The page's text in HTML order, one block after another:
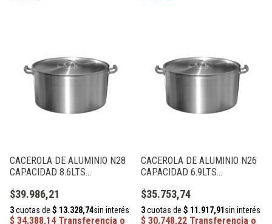
CACEROLA DE ALUMINIO N28
CAPACIDAD 8.6LTS
$39.986,21
CACEROLA DE ALUMINIO N26
CAPACIDAD 6.9LTS
$35.753,74